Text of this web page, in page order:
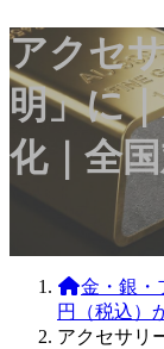
アクセ
明」に
化｜全
金・銀・
円（税込）
アクセサリ